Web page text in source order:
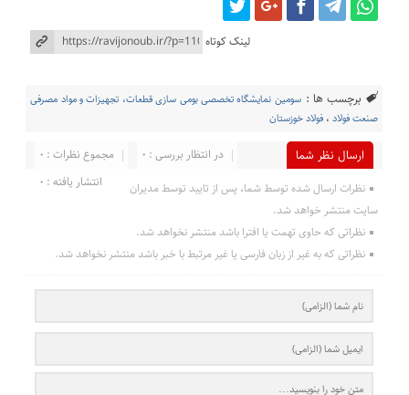
لینک کوتاه
برچسب ها : سومین نمایشگاه تخصصی بومی سازی قطعات، تجهیزات و مواد مصرفی
صنعت فولاد ،فولاد خوزستان
ارسال نظر شما مجموع نظرات : 0
در انتظار بررسی : 0
انتشار یافته : 0
نظرات ارسال شده توسط شما، پس از تایید توسط مدیران
سایت منتشر خواهد شد.
نظراتی که حاوی تهمت یا افترا باشد منتشر نخواهد شد.
نظراتی که به غیر از زبان فارسی یا غیر مرتبط با خبر باشد منتشر نخواهد شد.